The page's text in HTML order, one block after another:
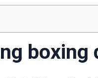
boxing